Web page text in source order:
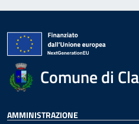
Comune di
AMMINISTRAZIONE